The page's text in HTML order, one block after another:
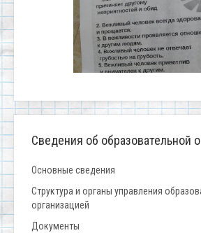
Сведения об образовательной
Основные сведения
Структура и органы управления
организацией
Документы